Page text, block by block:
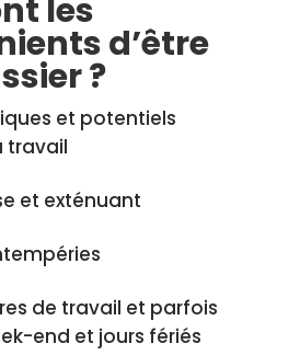
les
d’être
?
et potentiels
travail
et exténuant
de travail et parfois
end et jours fériés